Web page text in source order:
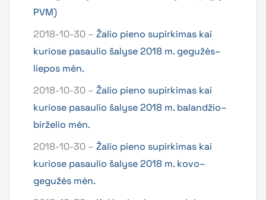
PVM)
2018-10-30 – Žalio pieno supirkimas kai
kuriose pasaulio šalyse 2018 m. gegužės–
liepos mėn.
2018-10-30 – Žalio pieno supirkimas kai
kuriose pasaulio šalyse 2018 m. balandžio–
birželio mėn.
2018-10-30 – Žalio pieno supirkimas kai
kuriose pasaulio šalyse 2018 m. kovo–
gegužės mėn.